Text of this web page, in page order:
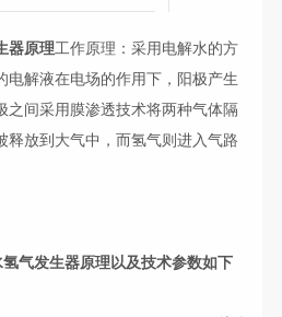
器原理工作原理：采用电解水的方
电解液在电场的作用下，阳极产生
之间采用膜渗透技术将两种气体隔
释放到大气中，而氢气则进入气路
气发生器原理以及技术参数如下